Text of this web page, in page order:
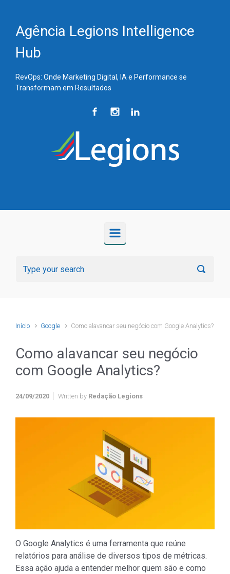
Agência Legions Intelligence
Hub
RevOps: Onde Marketing Digital, IA e Performance se
Transformam em Resultados
Início Google Como alavancar seu negócio com Google Analytics?
Como alavancar seu negócio
com Google Analytics?
24/09/2020 Written by Redação Legions
O Google Analytics é uma ferramenta que reúne
relatórios para análise de diversos tipos de métricas.
Essa ação ajuda a entender melhor quem são e como